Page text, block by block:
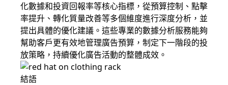
化數據和投資回報率等核心指標，從預算控制、點擊
率提升、轉化質量改善等多個維度進行深度分析，並
提出具體的優化建議。這些專業的數據分析服務能夠
幫助客戶更有效地管理廣告預算，制定下一階段的投
放策略，持續優化廣告活動的整體成效。
結語